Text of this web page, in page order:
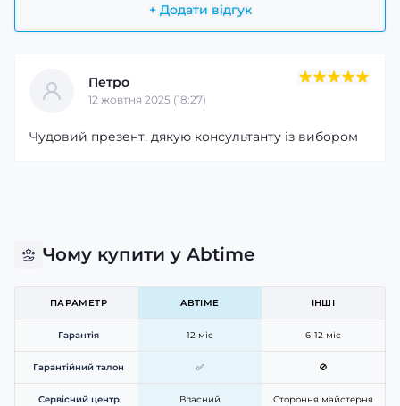
+ Додати відгук
Петро
12 жовтня 2025 (18:27)
Чудовий презент, дякую консультанту із вибором
Чому купити у Abtime
ПАРАМЕТР ABTIME ІНШІ
Гарантія 12 міс 6-12 міс
Гарантійний талон ✅ 🚫
Сервісний центр Власний Стороння майстерня